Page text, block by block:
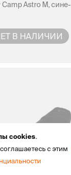
Astro M, сине-
В НАЛИЧИИ
cookies.
с этим